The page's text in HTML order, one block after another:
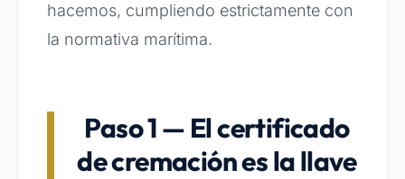
hacemos, cumpliendo estrictamente con
la normativa marítima.
Paso 1 — El certificado
de cremación es la llave